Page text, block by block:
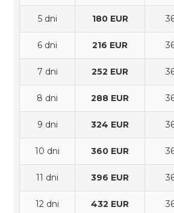
5 dni 180 EUR
6 dni 216 EUR
7 dni 252 EUR
8 dni 288 EUR
9 dni 324 EUR
10 dni 360 EUR
11 dni 396 EUR
12 dni 432 EUR